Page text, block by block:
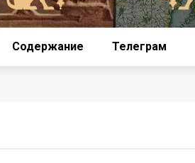
Содержание Телеграм